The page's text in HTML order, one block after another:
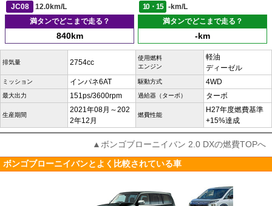
JC08
12.0km/L 10・15
-km/L
満タンでどこまで走る？
840km
満タンでどこまで走る？
-km
排気量 2754cc
使用燃料
エンジン
軽油
ディーゼル
ミッション インパネ6AT 駆動方式 4WD
最大出力 151ps/3600rpm 過給器（ターボ） ターボ
生産期間
2021年08月～202
2年12月
燃費性能
H27年度燃費基準
+15%達成
▲ボンゴブローニイバン 2.0 DXの燃費TOPへ
ボンゴブローニイバンとよく比較されている車